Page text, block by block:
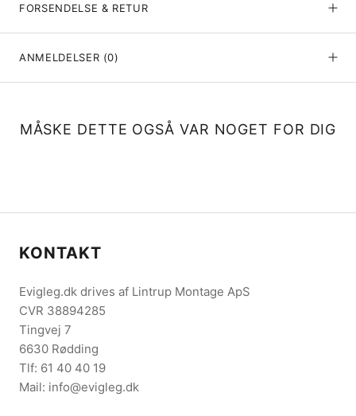
FORSENDELSE & RETUR
ANMELDELSER (0)
MÅSKE DETTE OGSÅ VAR NOGET FOR DIG
KONTAKT
Evigleg.dk drives af Lintrup Montage ApS
CVR 38894285
Tingvej 7
6630 Rødding
Tlf: 61 40 40 19
Mail: info@evigleg.dk